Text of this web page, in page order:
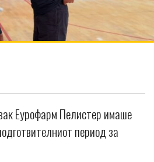
Еурофарм Пелистер имаше
период за